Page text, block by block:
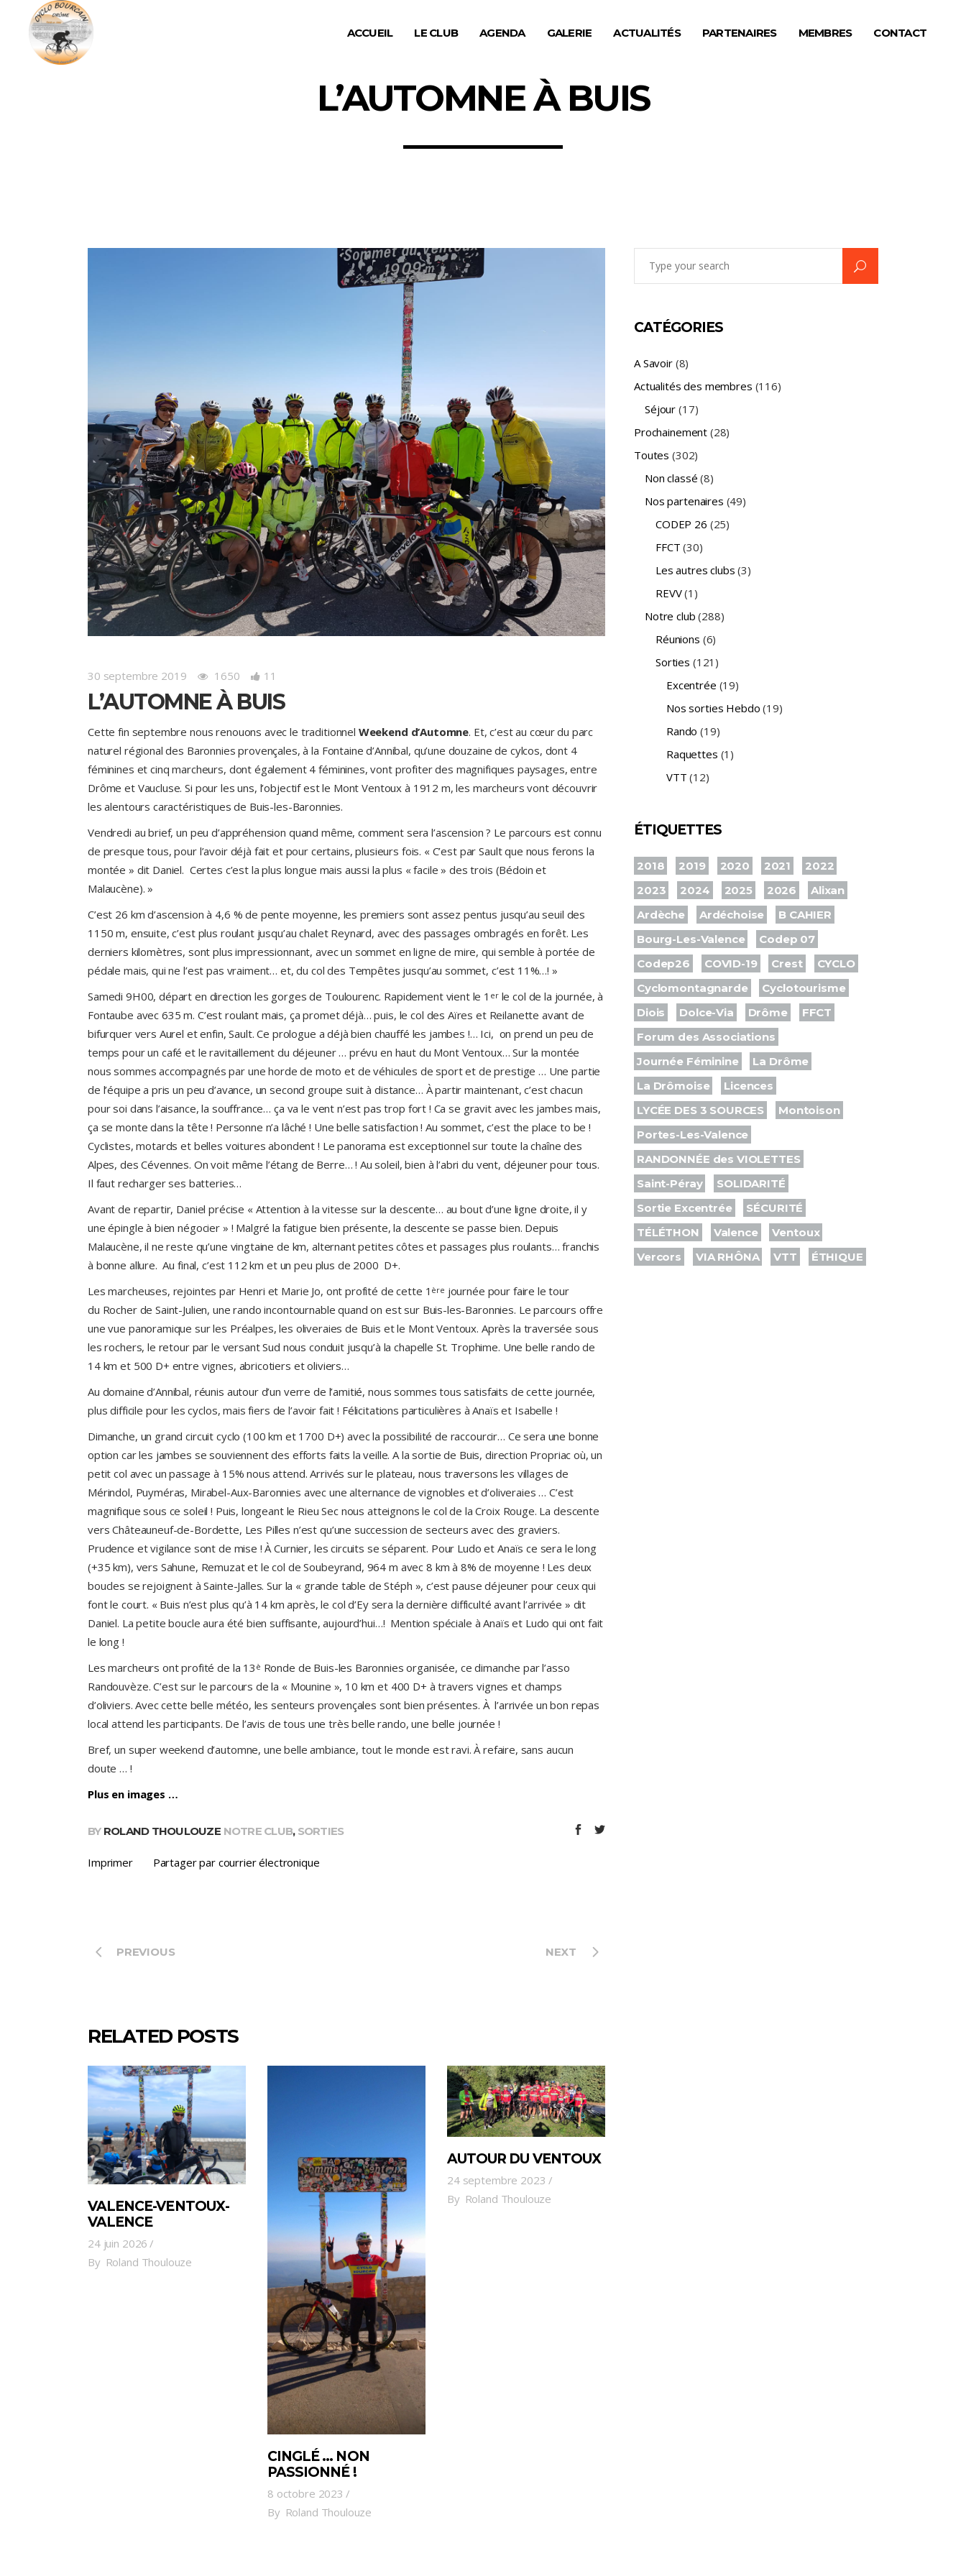
ACCUEIL LE CLUB AGENDA GALERIE ACTUALITÉS PARTENAIRES MEMBRES CONTACT
L’AUTOMNE À BUIS
30 septembre 2019 1650 11
L’AUTOMNE À BUIS
Cette fin septembre nous renouons avec le traditionnel Weekend d’Automne. Et, c’est au cœur du parc
naturel régional des Baronnies provençales, à la Fontaine d’Annibal, qu’une douzaine de cylcos, dont 4
féminines et cinq marcheurs, dont également 4 féminines, vont profiter des magnifiques paysages, entre
Drôme et Vaucluse. Si pour les uns, l’objectif est le Mont Ventoux à 1912 m, les marcheurs vont découvrir
les alentours caractéristiques de Buis-les-Baronnies.
Vendredi au brief, un peu d’appréhension quand même, comment sera l’ascension ? Le parcours est connu
de presque tous, pour l’avoir déjà fait et pour certains, plusieurs fois. « C’est par Sault que nous ferons la
montée » dit Daniel. Certes c’est la plus longue mais aussi la plus « facile » des trois (Bédoin et
Malaucène). »
C’est 26 km d’ascension à 4,6 % de pente moyenne, les premiers sont assez pentus jusqu’au seuil des
1150 m, ensuite, c’est plus roulant jusqu’au chalet Reynard, avec des passages ombragés en forêt. Les
derniers kilomètres, sont plus impressionnant, avec un sommet en ligne de mire, qui semble à portée de
pédale mais, qui ne l’est pas vraiment… et, du col des Tempêtes jusqu’au sommet, c’est 11%…! »
Samedi 9H00, départ en direction les gorges de Toulourenc. Rapidement vient le 1 erle col de la journée, à
Fontaube avec 635 m. C’est roulant mais, ça promet déjà… puis, le col des Aïres et Reilanette avant de
bifurquer vers Aurel et enfin, Sault. Ce prologue a déjà bien chauffé les jambes !… Ici, on prend un peu de
temps pour un café et le ravitaillement du déjeuner … prévu en haut du Mont Ventoux… Sur la montée
nous sommes accompagnés par une horde de moto et de véhicules de sport et de prestige … Une partie
de l’équipe a pris un peu d’avance, un second groupe suit à distance… À partir maintenant, c’est chacun
pour soi dans l’aisance, la souffrance… ça va le vent n’est pas trop fort ! Ca se gravit avec les jambes mais,
ça se monte dans la tête ! Personne n’a lâché ! Une belle satisfaction ! Au sommet, c’est the place to be !
Cyclistes, motards et belles voitures abondent ! Le panorama est exceptionnel sur toute la chaîne des
Alpes, des Cévennes. On voit même l’étang de Berre… ! Au soleil, bien à l’abri du vent, déjeuner pour tous.
Il faut recharger ses batteries…
Avant de repartir, Daniel précise « Attention à la vitesse sur la descente… au bout d’une ligne droite, il y
une épingle à bien négocier » ! Malgré la fatigue bien présente, la descente se passe bien. Depuis
Malaucène, il ne reste qu’une vingtaine de km, alternant petites côtes et passages plus roulants… franchis
à bonne allure. Au final, c’est 112 km et un peu plus de 2000 D+.
Les marcheuses, rejointes par Henri et Marie Jo, ont profité de cette 1 ère journée pour faire le tour
du Rocher de Saint-Julien, une rando incontournable quand on est sur Buis-les-Baronnies. Le parcours offre
une vue panoramique sur les Préalpes, les oliveraies de Buis et le Mont Ventoux. Après la traversée sous
les rochers, le retour par le versant Sud nous conduit jusqu’à la chapelle St. Trophime. Une belle rando de
14 km et 500 D+ entre vignes, abricotiers et oliviers…
Au domaine d’Annibal, réunis autour d’un verre de l’amitié, nous sommes tous satisfaits de cette journée,
plus difficile pour les cyclos, mais fiers de l’avoir fait ! Félicitations particulières à Anaïs et Isabelle !
Dimanche, un grand circuit cyclo (100 km et 1700 D+) avec la possibilité de raccourcir… Ce sera une bonne
option car les jambes se souviennent des efforts faits la veille. A la sortie de Buis, direction Propriac où, un
petit col avec un passage à 15% nous attend. Arrivés sur le plateau, nous traversons les villages de
Mérindol, Puyméras, Mirabel-Aux-Baronnies avec une alternance de vignobles et d’oliveraies … C’est
magnifique sous ce soleil ! Puis, longeant le Rieu Sec nous atteignons le col de la Croix Rouge. La descente
vers Châteauneuf-de-Bordette, Les Pilles n’est qu’une succession de secteurs avec des graviers.
Prudence et vigilance sont de mise ! À Curnier, les circuits se séparent. Pour Ludo et Anaïs ce sera le long
(+35 km), vers Sahune, Remuzat et le col de Soubeyrand, 964 m avec 8 km à 8% de moyenne ! Les deux
boucles se rejoignent à Sainte-Jalles. Sur la « grande table de Stéph », c’est pause déjeuner pour ceux qui
font le court. « Buis n’est plus qu’à 14 km après, le col d’Ey sera la dernière difficulté avant l’arrivée » dit
Daniel. La petite boucle aura été bien suffisante, aujourd’hui…! Mention spéciale à Anaïs et Ludo qui ont fait
le long !
Les marcheurs ont profité de la 13 è Ronde de Buis-les Baronnies organisée, ce dimanche par l’asso
Randouvèze. C’est sur le parcours de la « Mounine », 10 km et 400 D+ à travers vignes et champs
d’oliviers. Avec cette belle météo, les senteurs provençales sont bien présentes. À l’arrivée un bon repas
local attend les participants. De l’avis de tous une très belle rando, une belle journée !
Bref, un super weekend d’automne, une belle ambiance, tout le monde est ravi. À refaire, sans aucun
doute … !
Plus en images …
BY ROLAND THOULOUZE NOTRE CLUB, SORTIES
Imprimer Partager par courrier électronique
PREVIOUS NEXT
RELATED POSTS
VALENCE-VENTOUX-
VALENCE
24 juin 2026
By Roland Thoulouze
CINGLÉ … NON
PASSIONNÉ !
8 octobre 2023
By Roland Thoulouze
AUTOUR DU VENTOUX
24 septembre 2023
By Roland Thoulouze
CATÉGORIES
A Savoir(8)
Actualités des membres (116)
Séjour (17)
Prochainement (28)
Toutes (302)
Non classé (8)
Nos partenaires (49)
CODEP 26 (25)
FFCT (30)
Les autres clubs (3)
REVV(1)
Notre club (288)
Réunions (6)
Sorties (121)
Excentrée (19)
Nos sorties Hebdo (19)
Rando (19)
Raquettes (1)
VTT (12)
ÉTIQUETTES
2018 2019 2020 2021
2022
2023
2024 2025 2026
Alixan
Ardèche
Ardéchoise
B CAHIER
Bourg-Les-Valence
Codep 07
Codep26
COVID-19 Crest
CYCLO
Cyclomontagnarde
Cyclotourisme
Diois
Dolce-Via Drôme
FFCT
Forum des Associations
Journée Féminine
La Drôme
La Drômoise
Licences
LYCÉE DES 3 SOURCES
Montoison
Portes-Les-Valence
RANDONNÉE des VIOLETTES
Saint-Péray
SOLIDARITÉ
Sortie Excentrée
SÉCURITÉ
TÉLÉTHON
Valence
Ventoux
Vercors
VIA RHÔNA VTT ÉTHIQUE